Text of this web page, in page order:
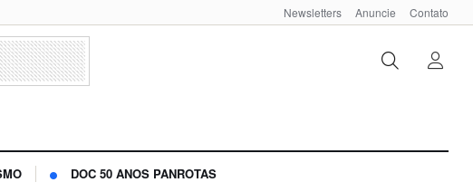
Newsletters Anuncie Contato
DOC 50 ANOS PANROTAS